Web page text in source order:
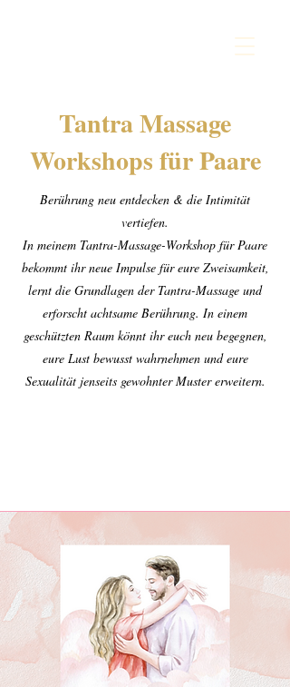
Tantra Massage
Workshops für Paare
Berührung neu entdecken & die Intimität
vertiefen.
In meinem Tantra-Massage-Workshop für Paare
bekommt ihr neue Impulse für eure Zweisamkeit,
lernt die Grundlagen der Tantra-Massage und
erforscht achtsame Berührung. In einem
geschützten Raum könnt ihr euch neu begegnen,
eure Lust bewusst wahrnehmen und eure
Sexualität jenseits gewohnter Muster erweitern.